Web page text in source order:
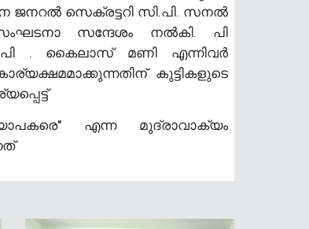
ജനറൽ സെക്രട്ടറി സി.പി. സനൽ
സന്ദേശം നൽകി. പി
. കൈലാസ് മണി എന്നിവർ
കുട്ടികളുടെ
എന്ന മുദ്രാവാക്യം